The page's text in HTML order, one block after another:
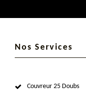
Nos Services
Couvreur 25 Doubs